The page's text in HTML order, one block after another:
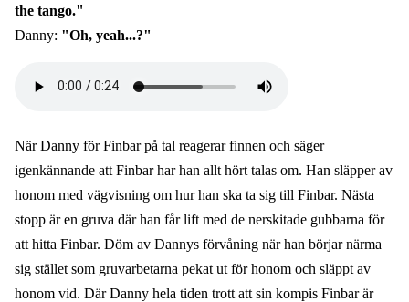
the tango."
Danny: "Oh, yeah...?"
När Danny för Finbar på tal reagerar finnen och säger
igenkännande att Finbar har han allt hört talas om. Han släpper av
honom med vägvisning om hur han ska ta sig till Finbar. Nästa
stopp är en gruva där han får lift med de nerskitade gubbarna för
att hitta Finbar. Döm av Dannys förvåning när han börjar närma
sig stället som gruvarbetarna pekat ut för honom och släppt av
honom vid. Där Danny hela tiden trott att sin kompis Finbar är